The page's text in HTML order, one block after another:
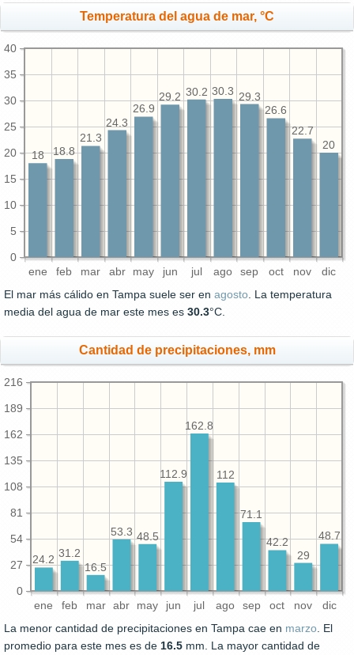
Temperatura del agua de mar, °C
ene feb mar abr may jun jul ago sep oct nov dic
0
5
10
15
20
25
30
35
40
20
22.7
26.6
29.3
30.3
30.2
29.2
26.9
24.3
21.3
18.8
18
El mar más cálido en Tampa suele ser en agosto . La temperatura
media del agua de mar este mes es 30.3°C.
Cantidad de precipitaciones, mm
ene feb mar abr may jun jul ago sep oct nov dic
0
27
54
81
108
135
162
189
216
48.7
29
42.2
71.1
112
162.8
112.9
48.5
53.3
16.5
31.2
24.2
La menor cantidad de precipitaciones en Tampa cae en marzo . El
promedio para este mes es de 16.5 mm. La mayor cantidad de